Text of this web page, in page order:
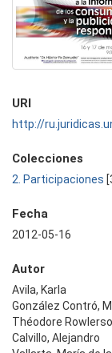
URI
http://
Colecciones
2. Participaciones
Fecha
2012-05-16
Autor
Avila, Karla
González Contró,
Théodore
Calvillo, Alejandro